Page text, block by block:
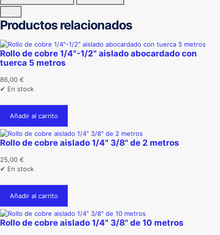
Productos relacionados
Rollo de cobre 1/4"-1/2" aislado abocardado con
tuerca 5 metros
86,00 €
✔ En stock
Añadir al carrito
Rollo de cobre aislado 1/4" 3/8" de 2 metros
25,00 €
✔ En stock
Añadir al carrito
Rollo de cobre aislado 1/4" 3/8" de 10 metros